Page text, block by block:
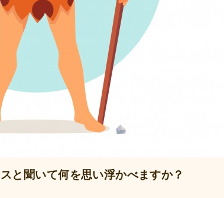
と聞いて何を思い浮かべますか？